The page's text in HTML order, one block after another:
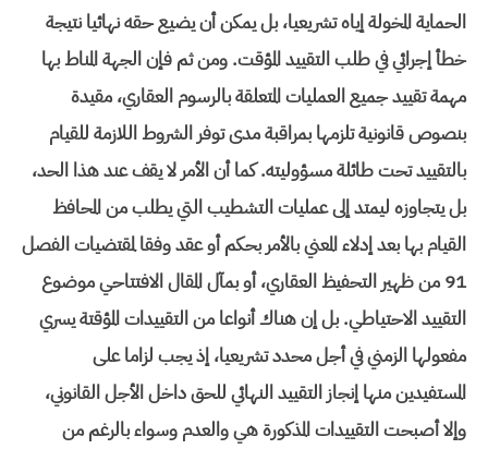
الحماية المخولة إياه تشريعيا، بل يمكن أن يضيع حقه نهائيا نتيجة
خطأ إجرائي في طلب التقييد المؤقت. ومن ثم فإن الجهة المناط بها
مهمة تقييد جميع العمليات المتعلقة بالرسوم العقاري، مقيدة
بنصوص قانونية تلزمها بمراقبة مدى توفر الشروط اللازمة للقيام
بالتقييد تحت طائلة مسؤوليته. كما أن الأمر لا يقف عند هذا الحد،
بل يتجاوزه ليمتد إلى عمليات التشطيب التي يطلب من المحافظ
القيام بها بعد إدلاء المعني بالأمر بحكم أو عقد وفقا لمقتضيات الفصل
91 من ظهير التحفيظ العقاري، أو بمآل المقال الافتتاحي موضوع
التقييد الاحتياطي. بل إن هناك أنواعا من التقييدات المؤقتة يسري
مفعولها الزمني في أجل محدد تشريعيا، إذ يجب لزاما على
المستفيدين منها إنجاز التقييد النهائي للحق داخل الأجل القانوني،
وإلا أصبحت التقييدات المذكورة هي والعدم وسواء بالرغم من